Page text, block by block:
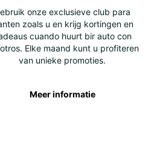
onze exclusieve club para
zoals u en krijg kortingen en
cuando huurt bir auto con
Elke maand kunt u profiteren
van unieke promoties.
Meer informatie